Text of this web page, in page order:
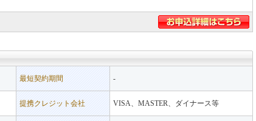
最短契約期間 -
提携クレジット会社 VISA、MASTER、ダイナース等